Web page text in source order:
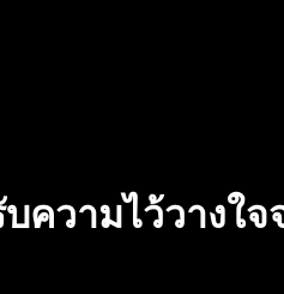
ความไว้วางใ